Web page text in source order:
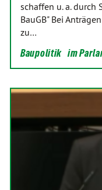
schaffen u. a. durch
BauGB" Bei
zu…
Baupolitik im